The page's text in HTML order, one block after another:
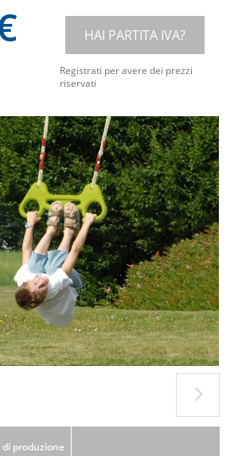
HAI PARTITA IVA?
Registrati per avere dei prezzi
riservati
di produzione